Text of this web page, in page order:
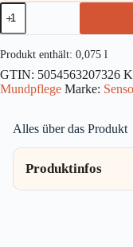
Sensodyne
Extra
Frisch
Zahncreme
75ml
Menge
Produkt enthält: 0,075 l
GTIN: 5054563207326
Mundpflege Marke:
Alles über das Produkt
Produktinfos